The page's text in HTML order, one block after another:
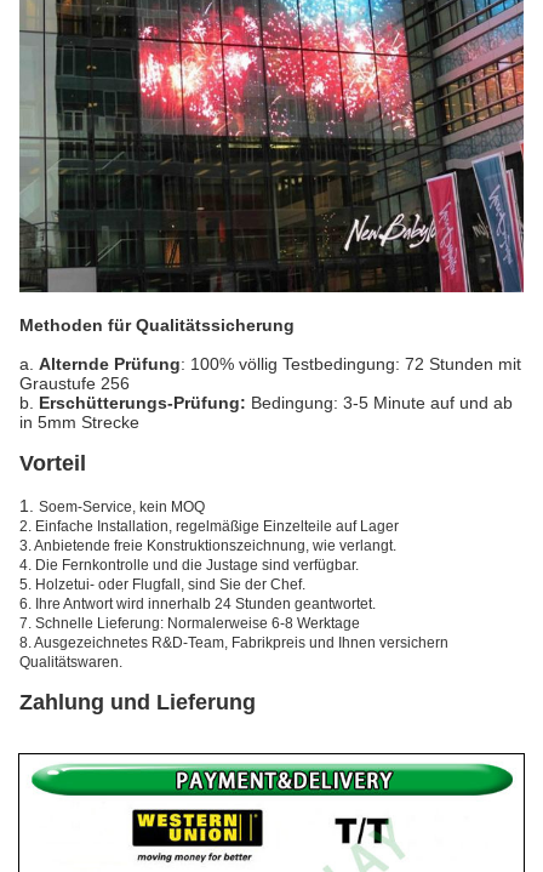
Methoden für Qualitätssicherung
a. Alternde Prüfung: 100% völlig Testbedingung: 72 Stunden mit
Graustufe 256
b. Erschütterungs-Prüfung: Bedingung: 3-5 Minute auf und ab
in 5mm Strecke
Vorteil
1. Soem-Service, kein MOQ
2. Einfache Installation, regelmäßige Einzelteile auf Lager
3. Anbietende freie Konstruktionszeichnung, wie verlangt.
4. Die Fernkontrolle und die Justage sind verfügbar.
5. Holzetui- oder Flugfall, sind Sie der Chef.
6. Ihre Antwort wird innerhalb 24 Stunden geantwortet.
7. Schnelle Lieferung: Normalerweise 6-8 Werktage
8. Ausgezeichnetes R&D-Team, Fabrikpreis und Ihnen versichern
Qualitätswaren.
Zahlung und Lieferung